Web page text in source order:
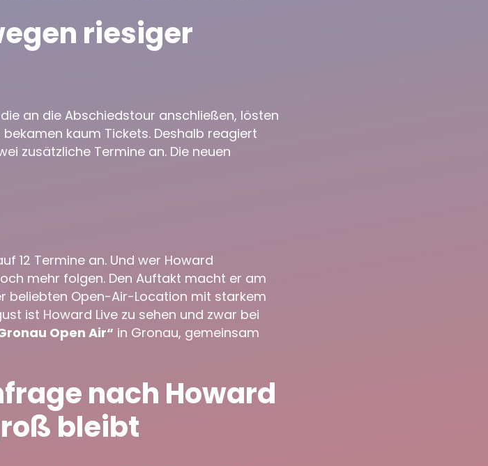
riesiger
an die Abschiedstour anschließen, lösten
kaum Tickets. Deshalb reagiert
zusätzliche Termine an. Die neuen
12 Termine an. Und wer Howard
mehr folgen. Den Auftakt macht er am
beliebten Open-Air-Location mit starkem
ist Howard Live zu sehen und zwar bei
Open Air“ in Gronau, gemeinsam
nach Howard
bleibt